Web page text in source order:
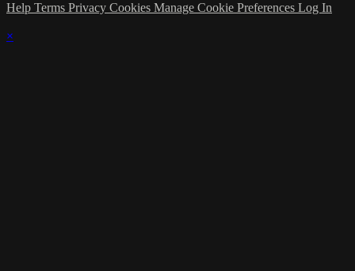
Help Terms Privacy Cookies Manage Cookie Preferences Log In
×